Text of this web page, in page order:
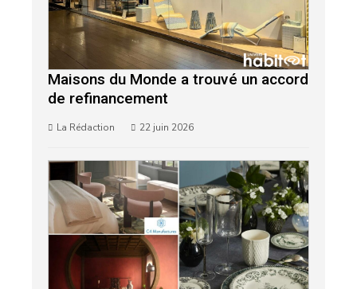
Maisons du Monde a trouvé un accord
de refinancement
La Rédaction 22 juin 2026